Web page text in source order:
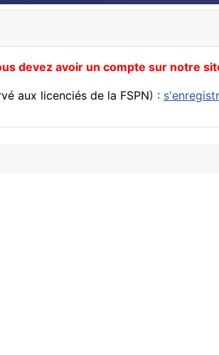
devez avoir un compte sur notre
aux licenciés de la FSPN) :